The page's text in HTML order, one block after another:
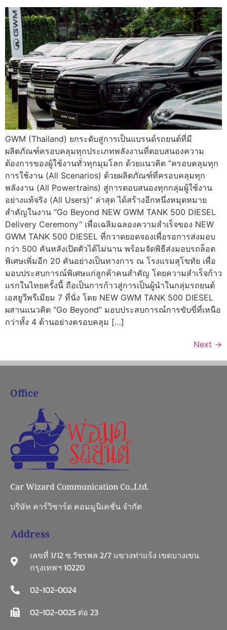
GWM (Thailand) ยกระดับสู่การเป็นแบรนด์รถยนต์ที่มี
ผลิตภัณฑ์ครอบคลุมทุกประเภทพลังงานที่ตอบสนองความ
ต้องการของผู้ใช้งานทั่วทุกมุมโลก ด้วยแนวคิด “ครอบคลุมทุก
การใช้งาน (All Scenarios) ด้วยผลิตภัณฑ์ที่ครอบคลุมทุก
พลังงาน (All Powertrains) สู่การตอบสนองทุกกลุ่มผู้ใช้งาน
อย่างแท้จริง (All Users)” ล่าสุด ได้สร้างอีกหนึ่งหมุดหมาย
สำคัญในงาน “Go Beyond NEW GWM TANK 500 DIESEL
Delivery Ceremony” เพื่อเฉลิมฉลองความสำเร็จของ NEW
GWM TANK 500 DIESEL ที่กวาดยอดจองเพื่อรอการส่งมอบ
กว่า 500 คันหลังเปิดตัวได้ไม่นาน พร้อมจัดพิธีส่งมอบรถล็อต
พิเศษเพิ่มอีก 20 คันอย่างเป็นทางการ ณ โรงแรมสุโขทัย เพื่อ
มอบประสบการณ์พิเศษแก่ลูกค้าคนสำคัญ โดยความสำเร็จก้าว
แรกในไทยครั้งนี้ ถือเป็นการก้าวสู่การเป็นผู้นำในกลุ่มรถยนต์
เอสยูวีพรีเมียม 7 ที่นั่ง โดย NEW GWM TANK 500 DIESEL
ผสานแนวคิด “Go Beyond” มอบประสบการณ์การขับขี่ที่เหนือ
กว่าทั้ง 4 ด้านอย่างครอบคลุม […]
Next →
Office
Car Wizard Communication Co.,Ltd.
บริษัท คาร์วิซาร์ด คอมมูนิเคชั่น จำกัด
Address
เลขที่ 1/12 ซ.วัชรพล 2/7 แขวงท่าแร้ง เขตบางเขน
กรุงเทพฯ 10220
02-102-0024
02-102-0025 ต่อ 23